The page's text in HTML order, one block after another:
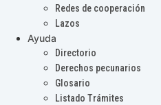
Redes de cooperación
Lazos
Ayuda
Directorio
Derechos pecunarios
Glosario
Listado Trámites